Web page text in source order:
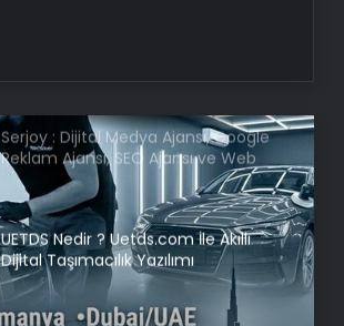
Serjoy : Dijital Medya Ajansı, Google
Reklam Ajansı, SEO Ajansı ve Web
Tasarım Ajansı
UETDS Nedir ? Uetds.com İle Akıllı
Dijital Taşımacılık Yazılımı